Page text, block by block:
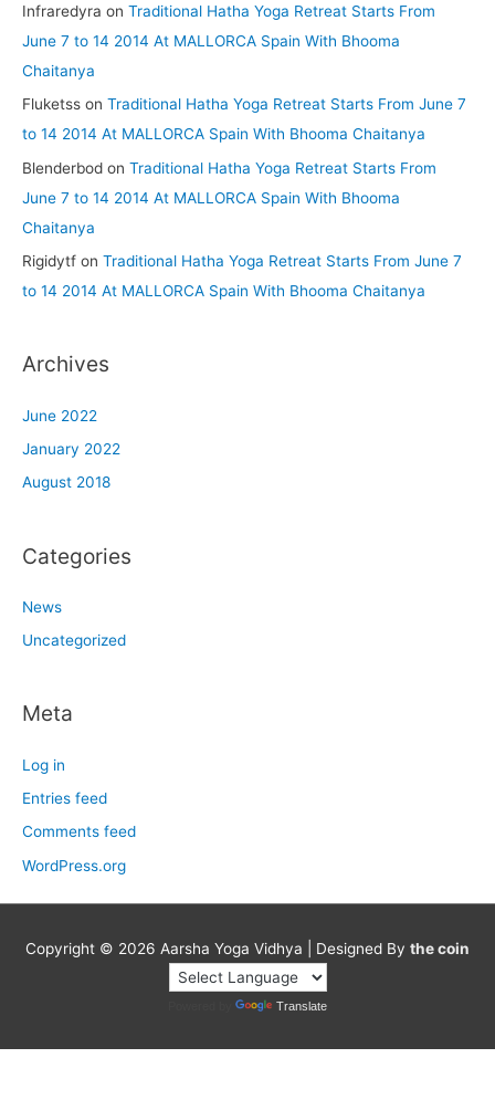
Infraredyra on Traditional Hatha Yoga Retreat Starts From
June 7 to 14 2014 At MALLORCA Spain With Bhooma
Chaitanya
Fluketss on Traditional Hatha Yoga Retreat Starts From June 7
to 14 2014 At MALLORCA Spain With Bhooma Chaitanya
Blenderbod on Traditional Hatha Yoga Retreat Starts From
June 7 to 14 2014 At MALLORCA Spain With Bhooma
Chaitanya
Rigidytf on Traditional Hatha Yoga Retreat Starts From June 7
to 14 2014 At MALLORCA Spain With Bhooma Chaitanya
Archives
June 2022
January 2022
August 2018
Categories
News
Uncategorized
Meta
Log in
Entries feed
Comments feed
WordPress.org
Copyright © 2026 Aarsha Yoga Vidhya | Designed By the coin
Translate